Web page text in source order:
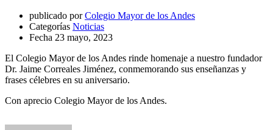
publicado por Colegio Mayor de los Andes
Categorías Noticias
Fecha 23 mayo, 2023
El Colegio Mayor de los Andes rinde homenaje a nuestro fundador
Dr. Jaime Correales Jiménez, conmemorando sus enseñanzas y
frases célebres en su aniversario.
Con aprecio Colegio Mayor de los Andes.